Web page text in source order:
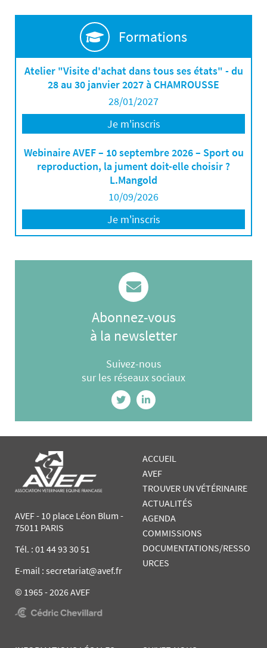
Formations
Atelier "Visite d'achat dans tous ses états" - du
28 au 30 janvier 2027 à CHAMROUSSE
28/01/2027
Je m'inscris
Webinaire AVEF – 10 septembre 2026 – Sport ou
reproduction, la jument doit-elle choisir ?
L.Mangold
10/09/2026
Je m'inscris
Abonnez-vous
à la newsletter
Suivez-nous
sur les réseaux sociaux
AVEF - 10 place Léon Blum -
75011 PARIS
Tél. : 01 44 93 30 51
E-mail : secretariat@avef.fr
© 1965 - 2026 AVEF
ACCUEIL
AVEF
TROUVER UN VÉTÉRINAIRE
ACTUALITÉS
AGENDA
COMMISSIONS
DOCUMENTATIONS/RESSO
URCES